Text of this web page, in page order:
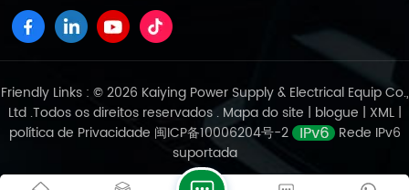
a eficiência por meio da automação (por exemplo,
atingindo uma taxa operacional de 66% na fundição
primária de chumbo), impulsionando uma maior
Trump intensificaram os desafios de curto prazo para
a indústria chinesa de baterias de chumbo-ácido. No
entanto, a demanda interna resiliente, o apoio
político e as atualizações tecnológicas oferecem
oportunidades de transformação. A competição
Friendly Links : © 2026 Kaiying Power Supply & Electrical Equip Co.,
Ltd .Todos os direitos reservados . Mapa do site | blogue | XML|
política de Privacidade 闽ICP备10006204号-2
Rede IPv6
suportada